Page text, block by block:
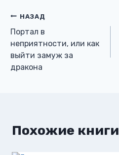
Навигация
по
записям
НАЗАД
Портал в
неприятности, или как
выйти замуж за
дракона
Похожие книги